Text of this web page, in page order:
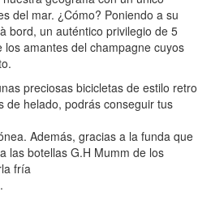
del mar. ¿Cómo? Poniendo a su
bord, un auténtico privilegio de 5
amantes del champagne cuyos
preciosas bicicletas de estilo retro
de helado, podrás conseguir tus
Además, gracias a la funda que
las botellas G.H Mumm de los
fría